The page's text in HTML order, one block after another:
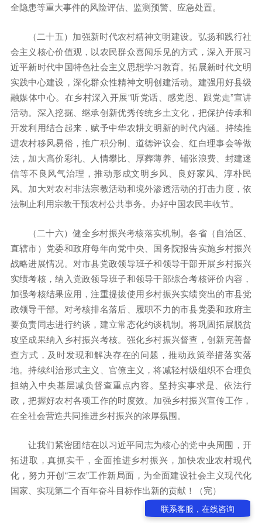
全隐患等重大事件的风险评估、监测预警、应急处置。
（二十五）加强新时代农村精神文明建设。弘扬和践行社
会主义核心价值观，以农民群众喜闻乐见的方式，深入开展习
近平新时代中国特色社会主义思想学习教育。拓展新时代文明
实践中心建设，深化群众性精神文明创建活动。建强用好县级
融媒体中心。在乡村深入开展“听党话、感党恩、跟党走”宣讲
活动。深入挖掘、继承创新优秀传统乡土文化，把保护传承和
开发利用结合起来，赋予中华农耕文明新的时代内涵。持续推
进农村移风易俗，推广积分制、道德评议会、红白理事会等做
法，加大高价彩礼、人情攀比、厚葬薄养、铺张浪费、封建迷
信等不良风气治理，推动形成文明乡风、良好家风、淳朴民
风。加大对农村非法宗教活动和境外渗透活动的打击力度，依
法制止利用宗教干预农村公共事务。办好中国农民丰收节。
（二十六）健全乡村振兴考核落实机制。各省（自治区、
直辖市）党委和政府每年向党中央、国务院报告实施乡村振兴
战略进展情况。对市县党政领导班子和领导干部开展乡村振兴
实绩考核，纳入党政领导班子和领导干部综合考核评价内容，
加强考核结果应用，注重提拔使用乡村振兴实绩突出的市县党
政领导干部。对考核排名落后、履职不力的市县党委和政府主
要负责同志进行约谈，建立常态化约谈机制。将巩固拓展脱贫
攻坚成果纳入乡村振兴考核。强化乡村振兴督查，创新完善督
查方式，及时发现和解决存在的问题，推动政策举措落实落
地。持续纠治形式主义、官僚主义，将减轻村级组织不合理负
担纳入中央基层减负督查重点内容。坚持实事求是、依法行
政，把握好农村各项工作的时度效。加强乡村振兴宣传工作，
在全社会营造共同推进乡村振兴的浓厚氛围。
让我们紧密团结在以习近平同志为核心的党中央周围，开
拓进取，真抓实干，全面推进乡村振兴，加快农业农村现代
化，努力开创“三农”工作新局面，为全面建设社会主义现代化
国家、实现第二个百年奋斗目标作出新的贡献！（完）
联系客服，在线咨询